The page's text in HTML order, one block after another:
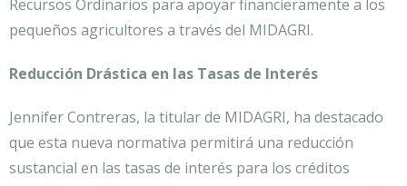
Recursos Ordinarios para apoyar financieramente a los
pequeños agricultores a través del MIDAGRI.
Reducción Drástica en las Tasas de Interés
Jennifer Contreras, la titular de MIDAGRI, ha destacado
que esta nueva normativa permitirá una reducción
sustancial en las tasas de interés para los créditos